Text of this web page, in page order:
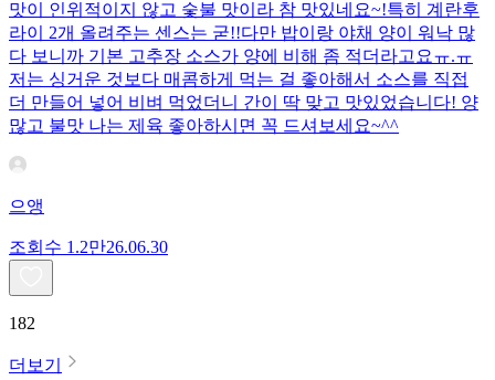
맛이 인위적이지 않고 숯불 맛이라 참 맛있네요~!특히 계란후
라이 2개 올려주는 센스는 굳!! ​다만 밥이랑 야채 양이 워낙 많
다 보니까 기본 고추장 소스가 양에 비해 좀 적더라고요ㅠ.ㅠ
저는 싱거운 것보다 매콤하게 먹는 걸 좋아해서 소스를 직접
더 만들어 넣어 비벼 먹었더니 간이 딱 맞고 맛있었습니다! 양
많고 불맛 나는 제육 좋아하시면 꼭 드셔보세요~^^
으앵
조회수 1.2만26.06.30
182
더보기